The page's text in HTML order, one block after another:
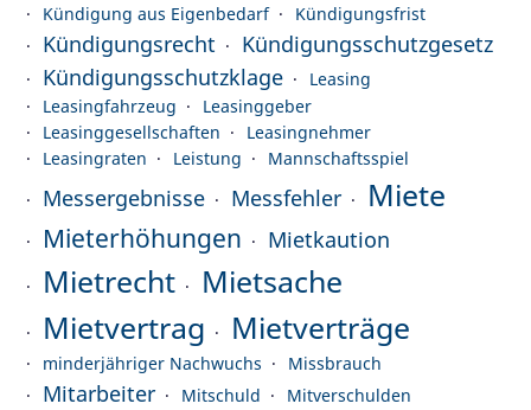
Kündigung aus Eigenbedarf Kündigungsfrist
Kündigungsrecht
Kündigungsschutzgesetz
Kündigungsschutzklage
Leasing
Leasingfahrzeug
Leasinggeber
Leasinggesellschaften
Leasingnehmer
Leasingraten
Leistung Mannschaftsspiel
Messergebnisse Messfehler Miete
Mieterhöhungen Mietkaution
Mietrecht
Mietsache
Mietvertrag
Mietverträge
minderjähriger Nachwuchs Missbrauch
Mitarbeiter Mitschuld
Mitverschulden